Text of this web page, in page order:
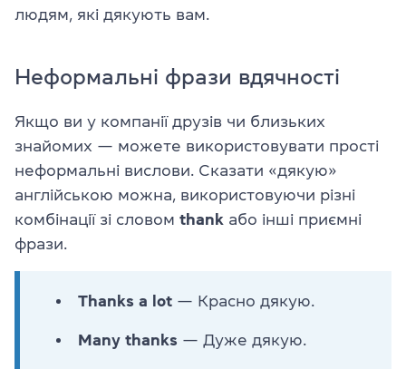
людям, які дякують вам.
Неформальні фрази вдячності
Якщо ви у компанії друзів чи близьких
знайомих — можете використовувати прості
неформальні вислови. Сказати «дякую»
англійською можна, використовуючи різні
комбінації зі словом thank або інші приємні
фрази.
Thanks a lot — Красно дякую.
Many thanks — Дуже дякую.